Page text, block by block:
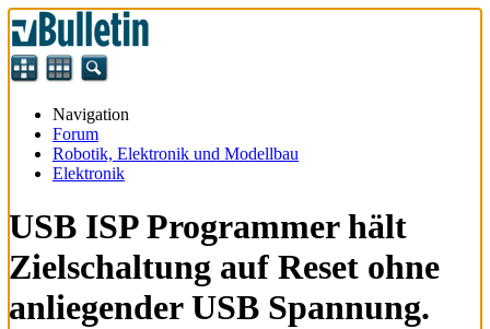
Navigation
Forum
Robotik, Elektronik und Modellbau
Elektronik
USB ISP Programmer hält
Zielschaltung auf Reset ohne
anliegender USB Spannung.